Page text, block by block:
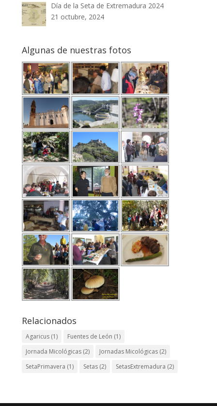
Día de la Seta de Extremadura 2024
21 octubre, 2024
Algunas de nuestras fotos
Relacionados
Agaricus(1) Fuentes de León (1)
Jornada Micológicas(2) Jornadas Micológicas(2)
SetaPrimavera (1) Setas(2) SetasExtremadura (2)